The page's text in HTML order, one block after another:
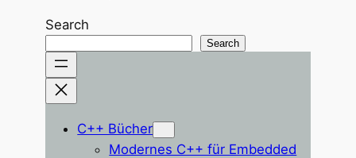
Search
Search
C++ Bücher
Modernes C++ für Embedded